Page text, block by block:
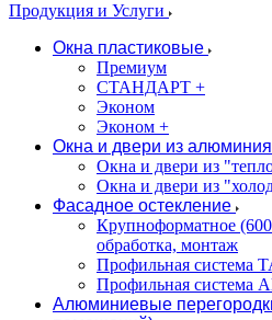
Продукция и Услуги
Окна пластиковые
Премиум
СТАНДАРТ +
Эконом
Эконом +
Окна и двери из алюминия
Окна и двери из
Окна и двери из
Фасадное остекление
Крупноформатное
обработка, монтаж
Профильная система
Профильная система
Алюминиевые